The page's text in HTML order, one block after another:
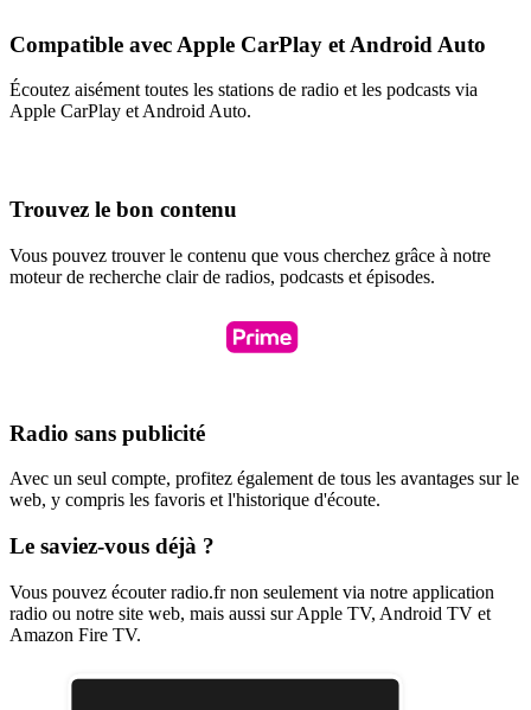
Compatible avec Apple CarPlay et Android Auto
Écoutez aisément toutes les stations de radio et les podcasts via
Apple CarPlay et Android Auto.
Trouvez le bon contenu
Vous pouvez trouver le contenu que vous cherchez grâce à notre
moteur de recherche clair de radios, podcasts et épisodes.
Radio sans publicité
Avec un seul compte, profitez également de tous les avantages sur le
web, y compris les favoris et l'historique d'écoute.
Le saviez-vous déjà ?
Vous pouvez écouter radio.fr non seulement via notre application
radio ou notre site web, mais aussi sur Apple TV, Android TV et
Amazon Fire TV.